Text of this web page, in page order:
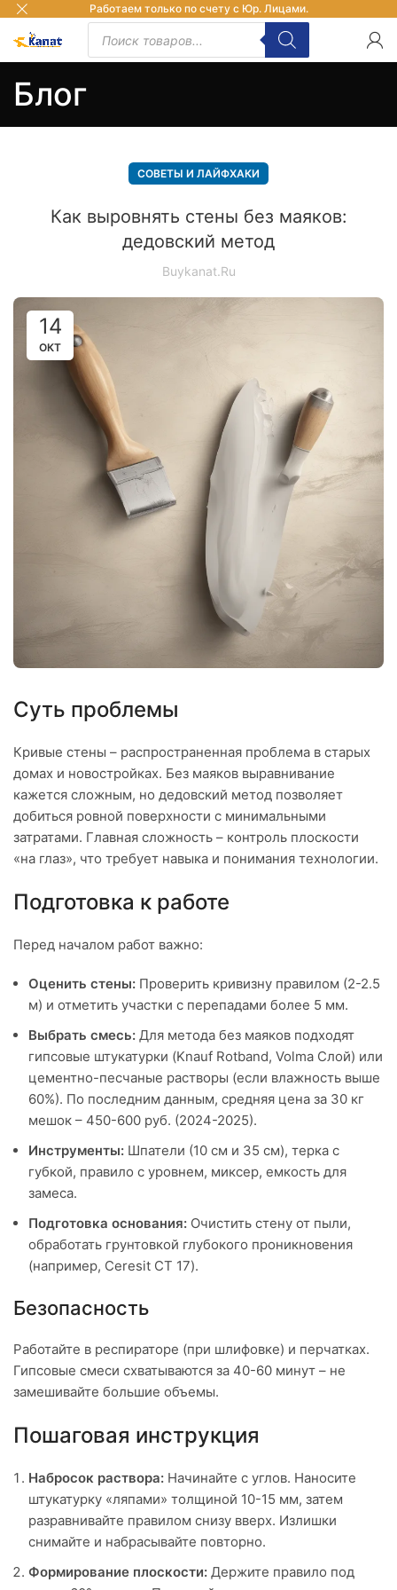
Блог
СОВЕТЫ И ЛАЙФХАКИ
Как выровнять стены без маяков:
дедовский метод
Buykanat.ru
14
ОКТ
Суть проблемы
Кривые стены – распространенная проблема в старых
домах и новостройках. Без маяков выравнивание
кажется сложным, но дедовский метод позволяет
добиться ровной поверхности с минимальными
затратами. Главная сложность – контроль плоскости
«на глаз», что требует навыка и понимания технологии.
Подготовка к работе
Перед началом работ важно:
Оценить стены: Проверить кривизну правилом (2-2.5
м) и отметить участки с перепадами более 5 мм.
Выбрать смесь: Для метода без маяков подходят
гипсовые штукатурки (Knauf Rotband, Volma Слой) или
цементно-песчаные растворы (если влажность выше
60%). По последним данным, средняя цена за 30 кг
мешок – 450-600 руб. (2024-2025).
Инструменты: Шпатели (10 см и 35 см), терка с
губкой, правило с уровнем, миксер, емкость для
замеса.
Подготовка основания: Очистить стену от пыли,
обработать грунтовкой глубокого проникновения
(например, Ceresit CT 17).
Безопасность
Работайте в респираторе (при шлифовке) и перчатках.
Гипсовые смеси схватываются за 40-60 минут – не
замешивайте большие объемы.
Пошаговая инструкция
Набросок раствора: Начинайте с углов. Наносите
штукатурку «ляпами» толщиной 10-15 мм, затем
разравнивайте правилом снизу вверх. Излишки
снимайте и набрасывайте повторно.
Формирование плоскости: Держите правило под
Работаем только по счету с Юр. Лицами.